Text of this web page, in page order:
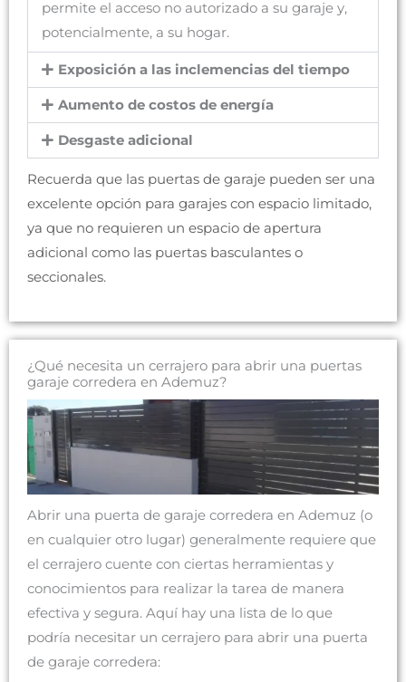
permite el acceso no autorizado a su garaje y,
potencialmente, a su hogar.
Exposición a las inclemencias del tiempo
Aumento de costos de energía
Desgaste adicional
Recuerda que las puertas de garaje pueden ser una
excelente opción para garajes con espacio limitado,
ya que no requieren un espacio de apertura
adicional como las puertas basculantes o
seccionales.
¿Qué necesita un cerrajero para abrir una puertas
garaje corredera en Ademuz?
Abrir una puerta de garaje corredera en Ademuz (o
en cualquier otro lugar) generalmente requiere que
el cerrajero cuente con ciertas herramientas y
conocimientos para realizar la tarea de manera
efectiva y segura. Aquí hay una lista de lo que
podría necesitar un cerrajero para abrir una puerta
de garaje corredera: